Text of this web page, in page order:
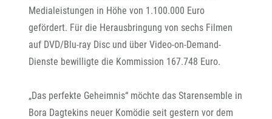
Medialeistungen in Höhe von 1.100.000 Euro
gefördert. Für die Herausbringung von sechs Filmen
auf DVD/Blu-ray Disc und über Video-on-Demand-
Dienste bewilligte die Kommission 167.748 Euro.
„Das perfekte Geheimnis“ möchte das Starensemble in
Bora Dagtekins neuer Komödie seit gestern vor dem